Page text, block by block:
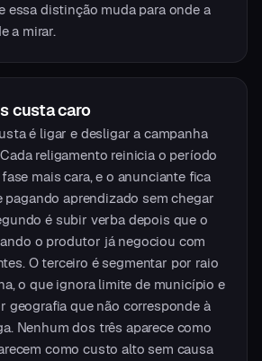
essa distinção muda para onde a
a mirar.
custa caro
é ligar e desligar a campanha
religamento reinicia o período
mais cara, e o anunciante fica
pagando aprendizado sem chegar
é subir verba depois que o
o produtor já negociou com
O terceiro é segmentar por raio
o que ignora limite de município e
geografia que não corresponde à
Nenhum dos três aparece como
como custo alto sem causa